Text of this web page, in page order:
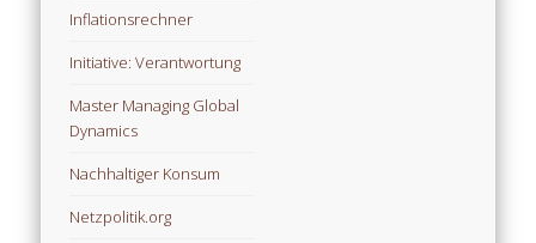
Inflationsrechner
Initiative: Verantwortung
Master Managing Global
Dynamics
Nachhaltiger Konsum
Netzpolitik.org